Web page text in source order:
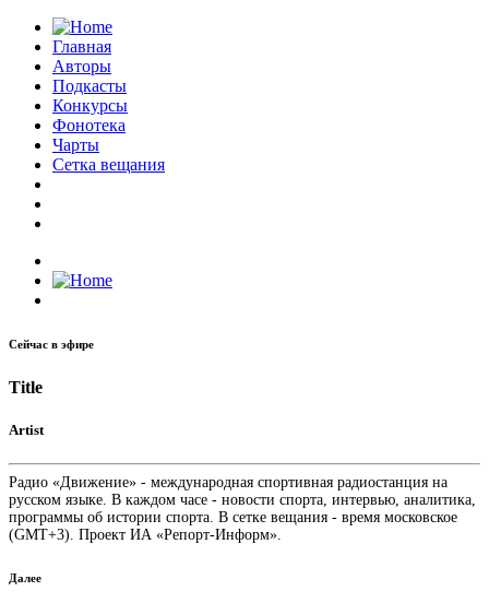
Главная
Авторы
Подкасты
Конкурсы
Фонотека
Чарты
Сетка вещания
Сейчас в эфире
Title
Artist
Радио «Движение» - международная спортивная радиостанция на
русском языке. В каждом часе - новости спорта, интервью, аналитика,
программы об истории спорта. В сетке вещания - время московское
(GMT+3). Проект ИА «Репорт-Информ».
Далее